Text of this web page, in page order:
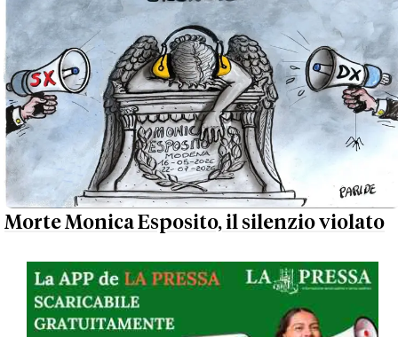
Morte Monica Esposito, il silenzio violato